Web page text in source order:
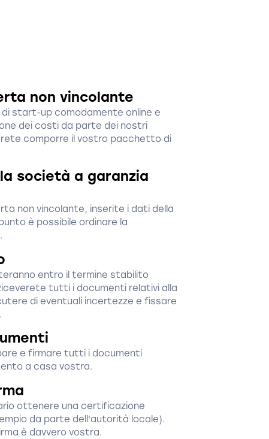
non vincolante
start-up comodamente online e
dei costi da parte dei nostri
comporre il vostro pacchetto di
società a garanzia
non vincolante, inserite i dati della
è possibile ordinare la
entro il termine stabilito
tutti i documenti relativi alla
di eventuali incertezze e fissare
e firmare tutti i documenti
a casa vostra.
ottenere una certificazione
da parte dell'autorità locale).
è davvero vostra.